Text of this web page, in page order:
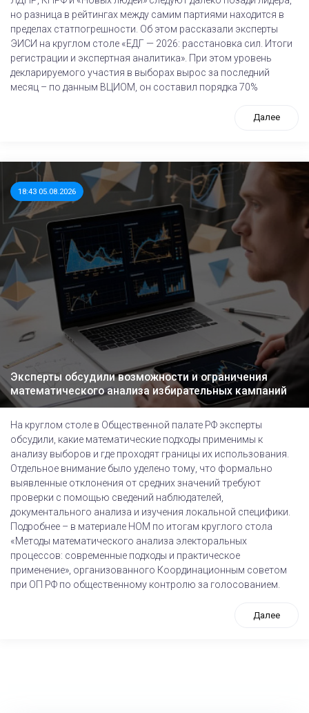
но разница в рейтингах между самим партиями находится в
пределах статпогрешности. Об этом рассказали эксперты
ЭИСИ на круглом столе «ЕДГ — 2026: расстановка сил. Итоги
регистрации и экспертная аналитика». При этом уровень
декларируемого участия в выборах вырос за последний
месяц – по данным ВЦИОМ, он составил порядка 70%
Далее
18:43 05.08.2026
Эксперты обсудили возможности и ограничения
математического анализа избирательных кампаний
На круглом столе в Общественной палате РФ эксперты
обсудили, какие математические подходы применимы к
анализу выборов и где проходят границы их использования.
Отдельное внимание было уделено тому, что формально
выявленные отклонения от средних значений требуют
проверки с помощью сведений наблюдателей,
документального анализа и изучения локальной специфики.
Подробнее – в материале НОМ по итогам круглого стола
«Методы математического анализа электоральных
процессов: современные подходы и практическое
применение», организованного Координационным советом
при ОП РФ по общественному контролю за голосованием.
Далее